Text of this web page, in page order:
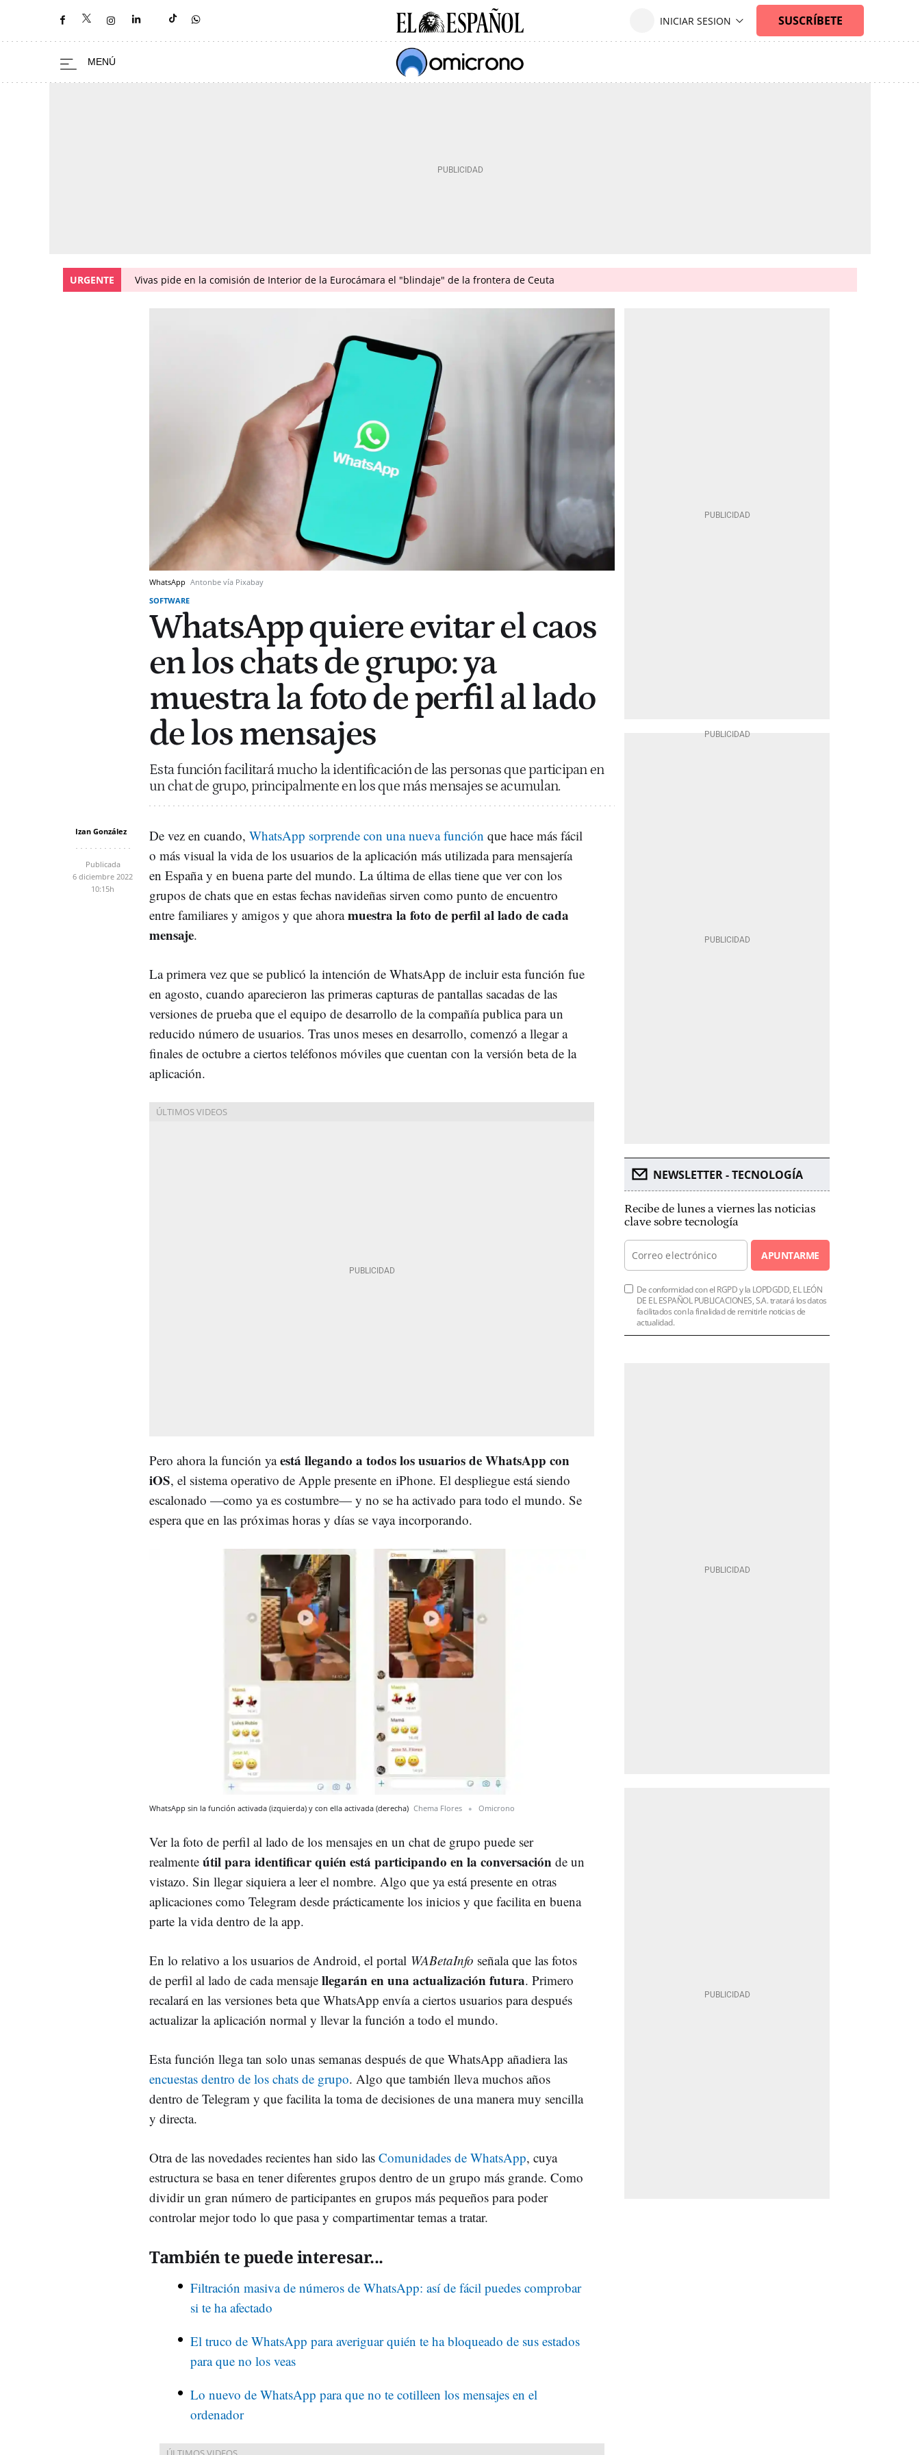
URGENTE Vivas pide en la comisión de Interior de la Eurocámara el "blindaje" de la frontera de Ceuta
WhatsApp Antonbe vía Pixabay
SOFTWARE
WhatsApp quiere evitar el caos
en los chats de grupo: ya
muestra la foto de perfil al lado
de los mensajes
Esta función facilitará mucho la identificación de las personas que participan en
un chat de grupo, principalmente en los que más mensajes se acumulan.
Izan González
Publicada
6 diciembre 2022
10:15h
De vez en cuando, WhatsApp sorprende con una nueva función que hace más fácil
o más visual la vida de los usuarios de la aplicación más utilizada para mensajería
en España y en buena parte del mundo. La última de ellas tiene que ver con los
grupos de chats que en estas fechas navideñas sirven como punto de encuentro
entre familiares y amigos y que ahoramuestra la foto de perfil al lado de cada
mensaje.
La primera vez que se publicó la intención de WhatsApp de incluir esta función fue
en agosto, cuando aparecieron las primeras capturas de pantallas sacadas de las
versiones de prueba que el equipo de desarrollo de la compañía publica para un
reducido número de usuarios. Tras unos meses en desarrollo, comenzó a llegar a
finales de octubre a ciertos teléfonos móviles que cuentan con la versión beta de la
aplicación.
Pero ahora la función yaestá llegando a todos los usuarios de WhatsApp con
iOS, el sistema operativo de Apple presente en iPhone. El despliegue está siendo
escalonado —como ya es costumbre— y no se ha activado para todo el mundo. Se
espera que en las próximas horas y días se vaya incorporando.
WhatsApp sin la función activada (izquierda) y con ella activada (derecha) Chema Flores Omicrono
Ver la foto de perfil al lado de los mensajes en un chat de grupo puede ser
realmente útil para identificar quién está participando en la conversación de un
vistazo. Sin llegar siquiera a leer el nombre. Algo que ya está presente en otras
aplicaciones como Telegram desde prácticamente los inicios y que facilita en buena
parte la vida dentro de la app.
En lo relativo a los usuarios de Android, el portal WABetaInfo señala que las fotos
de perfil al lado de cada mensaje llegarán en una actualización futura. Primero
recalará en las versiones beta que WhatsApp envía a ciertos usuarios para después
actualizar la aplicación normal y llevar la función a todo el mundo.
Esta función llega tan solo unas semanas después de que WhatsApp añadiera las
encuestas dentro de los chats de grupo. Algo que también lleva muchos años
dentro de Telegram y que facilita la toma de decisiones de una manera muy sencilla
y directa.
Otra de las novedades recientes han sido las Comunidades de WhatsApp, cuya
estructura se basa en tener diferentes grupos dentro de un grupo más grande. Como
dividir un gran número de participantes en grupos más pequeños para poder
controlar mejor todo lo que pasa y compartimentar temas a tratar.
También te puede interesar...
Filtración masiva de números de WhatsApp: así de fácil puedes comprobar
si te ha afectado
El truco de WhatsApp para averiguar quién te ha bloqueado de sus estados
para que no los veas
Lo nuevo de WhatsApp para que no te cotilleen los mensajes en el
ordenador
NEWSLETTER - TECNOLOGÍA
Recibe de lunes a viernes las noticias
clave sobre tecnología
APUNTARME
De conformidad con el RGPD y la LOPDGDD, EL LEÓN
DE EL ESPAÑOL PUBLICACIONES, S.A. tratará los datos
facilitados con la finalidad de remitirle noticias de
actualidad.